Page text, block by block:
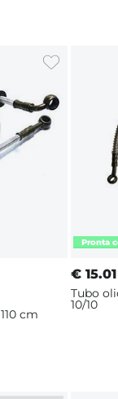
cm
€ 15.01
Tubo
10/10